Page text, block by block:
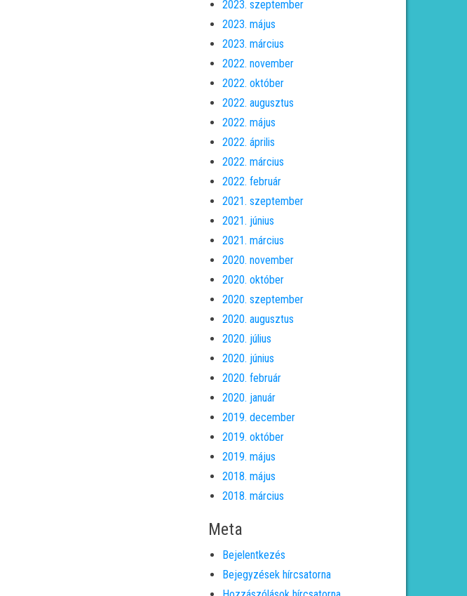
2023. szeptember
2023. május
2023. március
2022. november
2022. október
2022. augusztus
2022. május
2022. április
2022. március
2022. február
2021. szeptember
2021. június
2021. március
2020. november
2020. október
2020. szeptember
2020. augusztus
2020. július
2020. június
2020. február
2020. január
2019. december
2019. október
2019. május
2018. május
2018. március
Meta
Bejelentkezés
Bejegyzések hírcsatorna